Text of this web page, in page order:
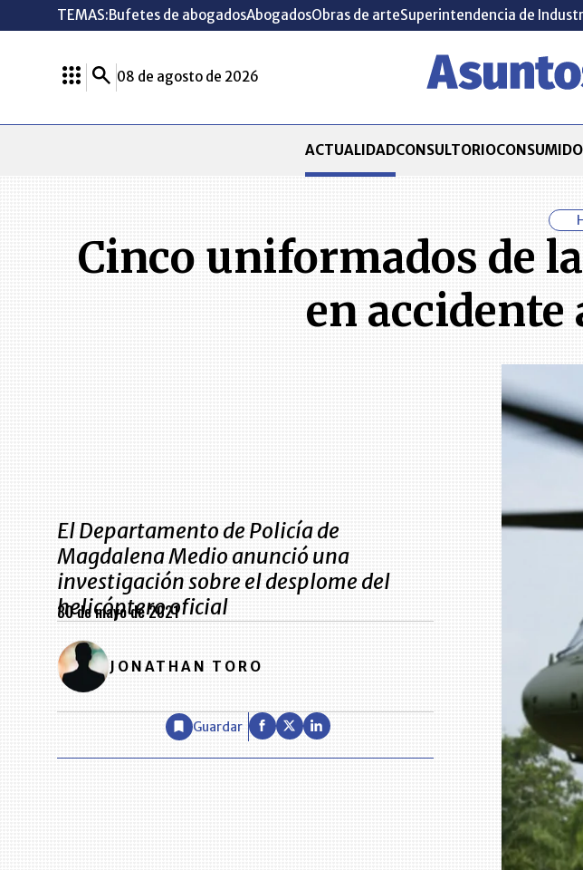
TEMAS:Bufetes de abogadosAbogadosObras de arteSuperintendencia de
08 de agosto de 2026
ACTUALIDADCONSULTORIO
Cinco uniformados de
en accidente
El Departamento de Policía de
Magdalena Medio anunció una
investigación sobre el desplome del
helicóptero oficial
30 de mayo de 2021
JONATHAN TORO
Guardar